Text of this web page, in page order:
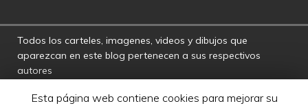
Todos los carteles, imagenes, videos y dibujos que
aparezcan en este blog pertenecen a sus respectivos
autores
responsables por las opiniones manifestadas por los
Esta página web contiene cookies para mejorar su